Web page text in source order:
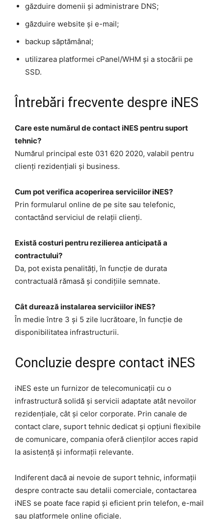
găzduire domenii și administrare DNS;
găzduire website și e-mail;
backup săptămânal;
utilizarea platformei cPanel/WHM și a stocării pe
SSD.
Întrebări frecvente despre iNES
Care este numărul de contact iNES pentru suport
tehnic?
Numărul principal este 031 620 2020, valabil pentru
clienți rezidențiali și business.
Cum pot verifica acoperirea serviciilor iNES?
Prin formularul online de pe site sau telefonic,
contactând serviciul de relații clienți.
Există costuri pentru rezilierea anticipată a
contractului?
Da, pot exista penalități, în funcție de durata
contractuală rămasă și condițiile semnate.
Cât durează instalarea serviciilor iNES?
În medie între 3 și 5 zile lucrătoare, în funcție de
disponibilitatea infrastructurii.
Concluzie despre contact iNES
iNES este un furnizor de telecomunicații cu o
infrastructură solidă și servicii adaptate atât nevoilor
rezidențiale, cât și celor corporate. Prin canale de
contact clare, suport tehnic dedicat și opțiuni flexibile
de comunicare, compania oferă clienților acces rapid
la asistență și informații relevante.
Indiferent dacă ai nevoie de suport tehnic, informații
despre contracte sau detalii comerciale, contactarea
iNES se poate face rapid și eficient prin telefon, e-mail
sau platformele online oficiale.